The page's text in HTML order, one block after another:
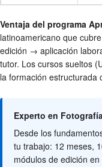
Ventaja del programa
latinoamericano que
edición → aplicación
tutor. Los cursos sueltos
la formación estructurada
Experto en
Desde los
tu trabajo: 12 meses,
módulos de edición